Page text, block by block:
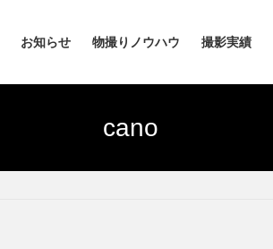
お知らせ 物撮りノウハウ 撮影実績
cano